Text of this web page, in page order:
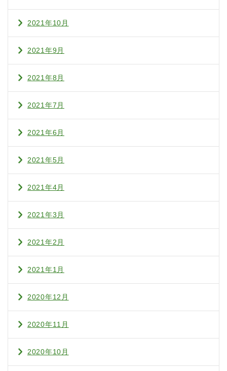
2021年10月
2021年9月
2021年8月
2021年7月
2021年6月
2021年5月
2021年4月
2021年3月
2021年2月
2021年1月
2020年12月
2020年11月
2020年10月